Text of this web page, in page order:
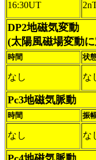
16:30UT
DP2地磁気変動
(太陽風磁場変動
時間 状
なし な
Pc3地磁気脈動
時間 振
なし な